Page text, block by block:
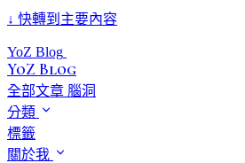
↓ 快轉到主要內容
YoZ Blog
YoZ Blog
全部文章 腦洞
分類
標籤
關於我